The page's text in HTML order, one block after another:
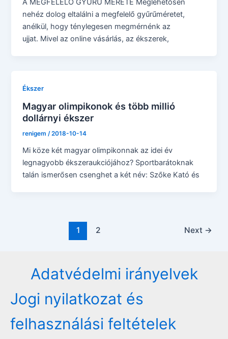
A MEGFELELŐ GYŰRŰ MÉRETE Meglehetősen
nehéz dolog eltalálni a megfelelő gyűrűméretet,
anélkül, hogy ténylegesen megmérnénk az
ujjat. Mivel az online vásárlás, az ékszerek,
Ékszer
Magyar olimpikonok és több millió
dollárnyi ékszer
renigem/2018-10-14
Mi köze két magyar olimpikonnak az idei év
legnagyobb ékszeraukciójához? Sportbarátoknak
talán ismerősen csenghet a két név: Szőke Kató és
1 2 Next →
Adatvédelmi irányelvek
Jogi nyilatkozat és
felhasználási feltételek